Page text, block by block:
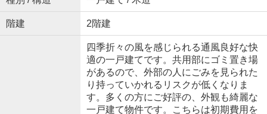
階建 2階建
四季折々の風を感じられる通風良好な快
適の一戸建てです。共用部にゴミ置き場
があるので、外部の人にごみを見られた
り持っていかれるリスクが低くなりま
す。多くの方にご好評の、外観も綺麗な
一戸建て物件です。こちらは初期費用を